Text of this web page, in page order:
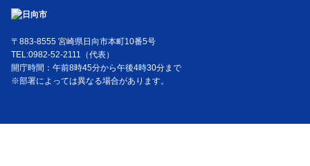
〒883-8555 宮崎県日向市本町10番5号
TEL:0982-52-2111（代表）
開庁時間：午前8時45分から午後4時30分まで
※部署によっては異なる場合があります。